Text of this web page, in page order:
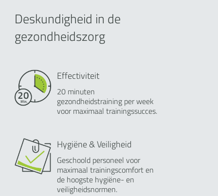
Deskundigheid in de
gezondheidszorg
Effectiviteit
20 minuten
gezondheidstraining per week
voor maximaal trainingssucces.
Hygiëne & Veiligheid
Geschoold personeel voor
maximaal trainingscomfort en
de hoogste hygiëne- en
veiligheidsnormen.